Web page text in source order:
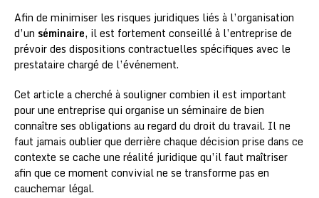
Afin de minimiser les risques juridiques liés à l’organisation
d’un séminaire, il est fortement conseillé à l’entreprise de
prévoir des dispositions contractuelles spécifiques avec le
prestataire chargé de l’événement.
Cet article a cherché à souligner combien il est important
pour une entreprise qui organise un séminaire de bien
connaître ses obligations au regard du droit du travail. Il ne
faut jamais oublier que derrière chaque décision prise dans ce
contexte se cache une réalité juridique qu’il faut maîtriser
afin que ce moment convivial ne se transforme pas en
cauchemar légal.